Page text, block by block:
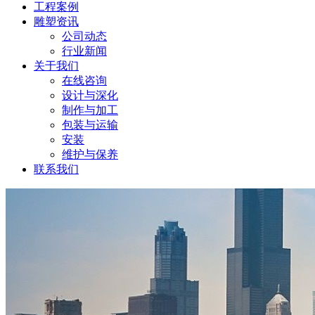
工程案例
雕塑资讯
公司动态
行业新闻
关于我们
在线咨询
设计与深化
制作与加工
包装与运输
安装
维护与保养
联系我们